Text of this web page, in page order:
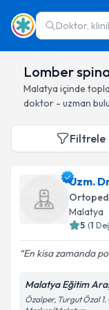
Doktor,
Lomber
Malatya içinde
doktor - uzman
Filtrele
Uzm.
Malatya
5 (1
En kisa zamanda
Malatya Eğitim
Özalper, Turgut Özal